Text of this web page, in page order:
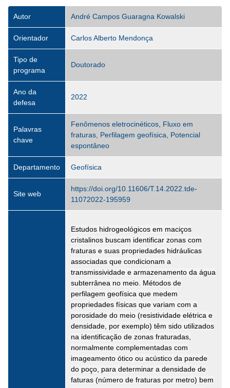
Autor André Campos Guaragna Kowalski
Orientador Carlos Alberto Mendonça
Tipo de
programa
Doutorado
Ano da
defesa
2022
Palavras
chave
Fenômenos eletrocinéticos, Fluxo em
fraturas, Perfilagem geofísica, Potencial
espontâneo
Departamento Geofísica
Site web
https://doi.org/10.11606/T.14.2022.tde-
11072022-195959
Estudos hidrogeológicos em maciços
cristalinos buscam identificar zonas com
fraturas e suas propriedades hidráulicas
associadas que condicionam a
transmissividade e armazenamento da água
subterrânea no meio. Métodos de
perfilagem geofísica que medem
propriedades físicas que variam com a
porosidade do meio (resistividade elétrica e
densidade, por exemplo) têm sido utilizados
na identificação de zonas fraturadas,
normalmente complementadas com
imageamento ótico ou acústico da parede
do poço, para determinar a densidade de
faturas (número de fraturas por metro) bem